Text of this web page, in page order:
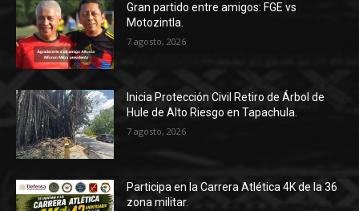
Gran partido entre amigos: FGE vs
Motozintla.
7 agosto, 2026
Inicia Protección Civil Retiro de Árbol de
Hule de Alto Riesgo en Tapachula.
7 agosto, 2026
Participa en la Carrera Atlética 4K de la 36
zona militar.